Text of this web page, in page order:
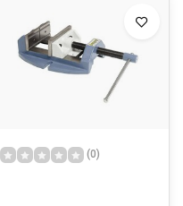
(0)